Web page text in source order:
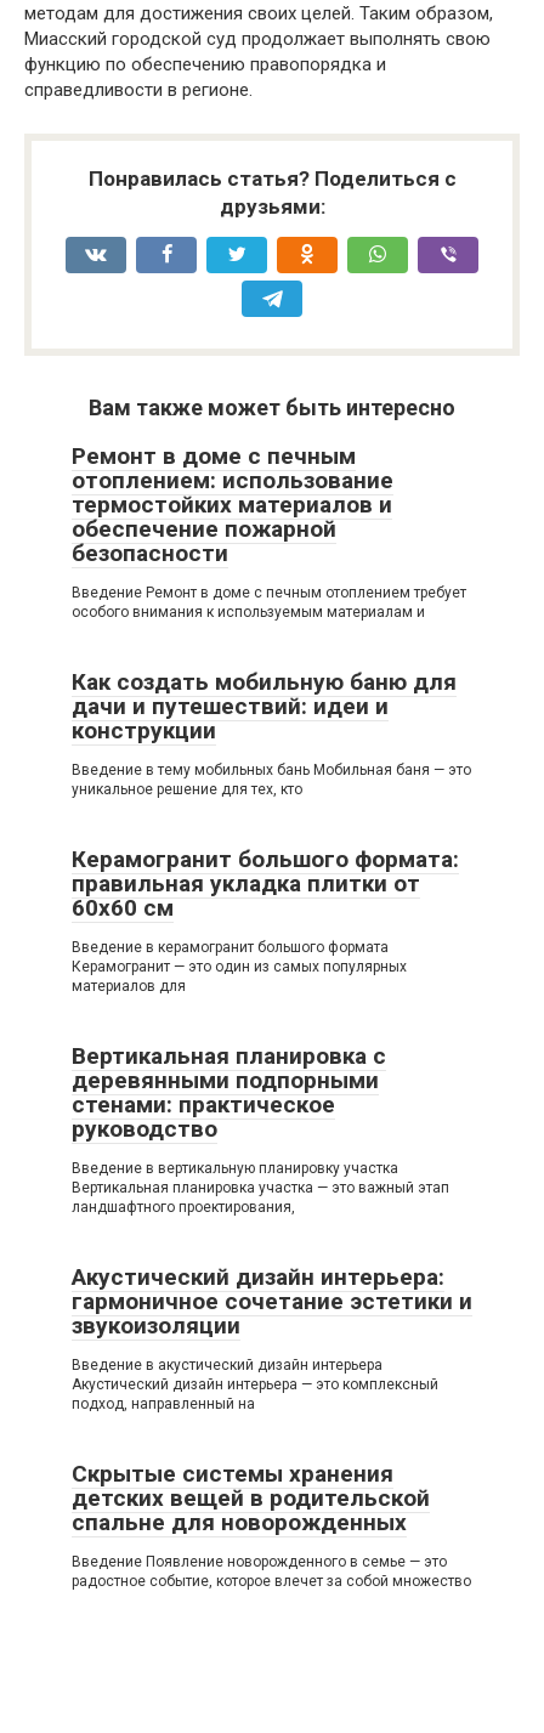
методам для достижения своих целей. Таким образом,
Миасский городской суд продолжает выполнять свою
функцию по обеспечению правопорядка и
справедливости в регионе.
Понравилась статья? Поделиться с
друзьями:
Вам также может быть интересно
Ремонт в доме с печным
отоплением: использование
термостойких материалов и
обеспечение пожарной
безопасности
Введение Ремонт в доме с печным отоплением требует
особого внимания к используемым материалам и
Как создать мобильную баню для
дачи и путешествий: идеи и
конструкции
Введение в тему мобильных бань Мобильная баня — это
уникальное решение для тех, кто
Керамогранит большого формата:
правильная укладка плитки от
60х60 см
Введение в керамогранит большого формата
Керамогранит — это один из самых популярных
материалов для
Вертикальная планировка с
деревянными подпорными
стенами: практическое
руководство
Введение в вертикальную планировку участка
Вертикальная планировка участка — это важный этап
ландшафтного проектирования,
Акустический дизайн интерьера:
гармоничное сочетание эстетики и
звукоизоляции
Введение в акустический дизайн интерьера
Акустический дизайн интерьера — это комплексный
подход, направленный на
Скрытые системы хранения
детских вещей в родительской
спальне для новорожденных
Введение Появление новорожденного в семье — это
радостное событие, которое влечет за собой множество